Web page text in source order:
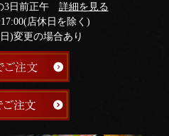
3日前正午 詳細を見る
店休日を除く)
)変更の場合あり